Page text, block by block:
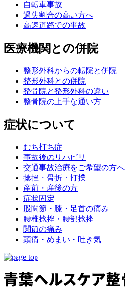
自転車事故
過失割合の高い方へ
高速道路での事故
医療機関との併院
整形外科からの転院と併院
整形外科との併院
整骨院と整形外科の違い
整骨院の上手な通い方
症状について
むち打ち症
事故後のリハビリ
交通事故治療をご希望の方へ
捻挫・骨折・打撲
産前・産後の方
症状固定
股関節・膝・足首の痛み
腰椎捻挫・腰部捻挫
関節の痛み
頭痛・めまい・吐き気